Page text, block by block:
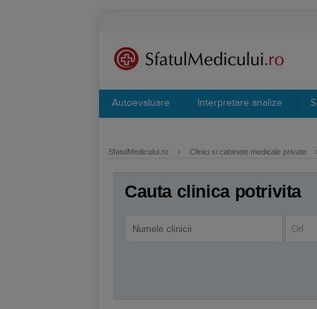
Autoevaluare Interpretare analize
SfatulMedicului.ro › Clinici si cabinete medicale private
Cauta clinica potrivita
Orl